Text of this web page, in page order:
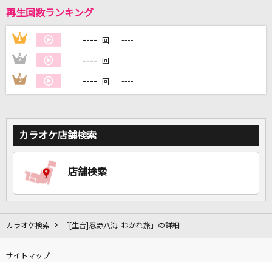
再生回数ランキング
1 ---- 回 ----
2 ---- 回 ----
3 ---- 回 ----
カラオケ店舗検索
店舗検索
カラオケ検索 「[生音]忍野八海 わかれ旅」の詳細
サイトマップ